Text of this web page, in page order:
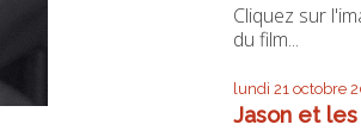
Cliquez sur
du film...
lundi 21 octobre
Jason et